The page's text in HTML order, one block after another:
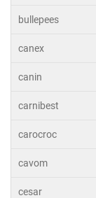
bullepees
canex
canin
carnibest
carocroc
cavom
cesar